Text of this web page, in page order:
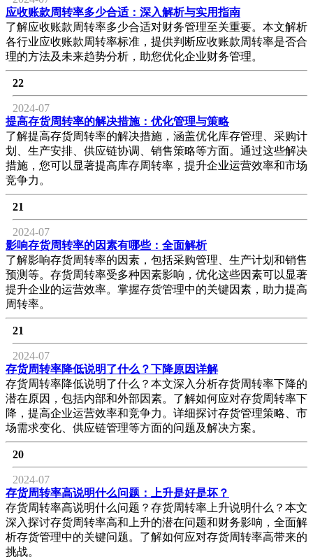
应收账款周转率多少合适：深入解析与实用指南
了解应收账款周转率多少合适对财务管理至关重要。本文解析
各行业应收账款周转率标准，提供判断应收账款周转率是否合
理的方法及未来趋势分析，助您优化企业财务管理。
22
2024-07
提高存货周转率的解决措施：优化管理与策略
了解提高存货周转率的解决措施，涵盖优化库存管理、采购计
划、生产安排、供应链协调、销售策略等方面。通过这些解决
措施，您可以显著提高库存周转率，提升企业运营效率和市场
竞争力。
21
2024-07
影响存货周转率的因素有哪些：全面解析
了解影响存货周转率的因素，包括采购管理、生产计划和销售
预测等。存货周转率受多种因素影响，优化这些因素可以显著
提升企业的运营效率。掌握存货管理中的关键因素，助力提高
周转率。
21
2024-07
存货周转率降低说明了什么？下降原因详解
存货周转率降低说明了什么？本文深入分析存货周转率下降的
潜在原因，包括内部和外部因素。了解如何应对存货周转率下
降，提高企业运营效率和竞争力。详细探讨存货管理策略、市
场需求变化、供应链管理等方面的问题及解决方案。
20
2024-07
存货周转率高说明什么问题：上升是好是坏？
存货周转率高说明什么问题？存货周转率上升说明什么？本文
深入探讨存货周转率高和上升的潜在问题和财务影响，全面解
析存货管理中的关键问题。了解如何应对存货周转率高带来的
挑战。